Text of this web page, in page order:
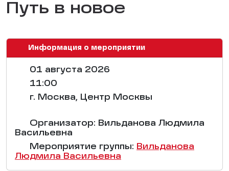
Путь в новое
Информация о мероприятии
01 августа 2026
11:00
г. Москва, Центр Москвы
Организатор: Вильданова Людмила
Васильевна
Мероприятие группы: Вильданова
Людмила Васильевна